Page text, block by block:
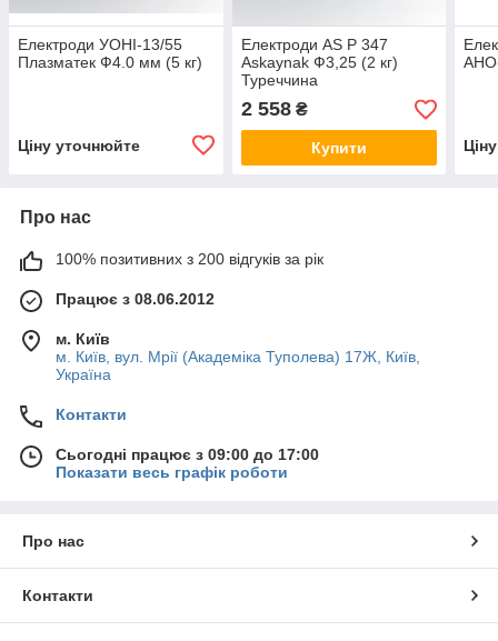
Електроди УОНІ-13/55
Плазматек Ф4.0 мм (5 кг)
Ціну уточнюйте
Електроди AS P 347
Askaynak Ф3,25 (2 кг)
Туреччина
2 558₴
Купити
Про нас
100% позитивних з 200 відгуків за рік
Працює з 08.06.2012
м. Київ
м. Київ, вул. Мрії (Академіка Туполева) 17Ж, Київ,
Україна
Контакти
Сьогодні працює з 09:00 до 17:00
Показати весь графік роботи
Про нас
Контакти